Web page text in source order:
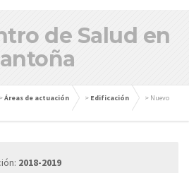
de Salud en
>Áreas de actuación > Edificación > Nuevo
2018-2019